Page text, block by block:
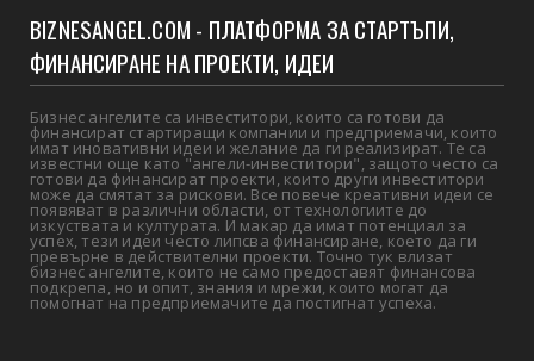
BIZNESANGEL.COM - ПЛАТФОРМА ЗА СТАРТЪПИ,
ФИНАНСИРАНЕ НА ПРОЕКТИ, ИДЕИ
Бизнес ангелите са инвеститори, които са готови да
финансират стартиращи компании и предприемачи, които
имат иновативни идеи и желание да ги реализират. Те са
известни още като "ангели-инвеститори", защото често са
готови да финансират проекти, които други инвеститори
може да смятат за рискови. Все повече креативни идеи се
появяват в различни области, от технологиите до
изкуствата и културата. И макар да имат потенциал за
успех, тези идеи често липсва финансиране, което да ги
превърне в действителни проекти. Точно тук влизат
бизнес ангелите, които не само предоставят финансова
подкрепа, но и опит, знания и мрежи, които могат да
помогнат на предприемачите да постигнат успеха.